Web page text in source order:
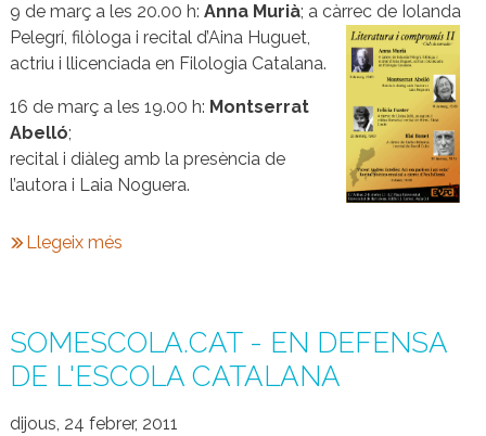
9 de març a les 20.00 h: Anna Murià; a càrrec de Iolanda
Pelegrí, filòloga i recital d’Aina Huguet,
actriu i llicenciada en Filologia Catalana.
16 de març a les 19.00 h: Montserrat
Abelló;
recital i diàleg amb la presència de
l’autora i Laia Noguera.
Llegeix més
SOMESCOLA.CAT - EN DEFENSA
DE L'ESCOLA CATALANA
dijous, 24 febrer, 2011